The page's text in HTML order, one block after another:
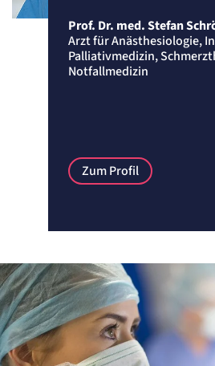
Prof. Dr. med. Stefan
Arzt für Anästhesiologie,
Palliativmedizin,
Notfallmedizin
Zum Profil
Anbieter:
Artemed SE
Behält die Zustände des Benutzers bei allen
cookie_consent
Cookie Laufzeit:
STATISTIK
Statistik Cookies erfassen
anonym. Diese
zu verstehen, wie unsere
Website nutzen.